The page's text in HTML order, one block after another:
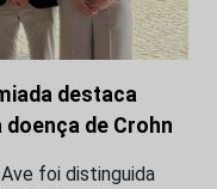
destaca
de Crohn
foi distinguida